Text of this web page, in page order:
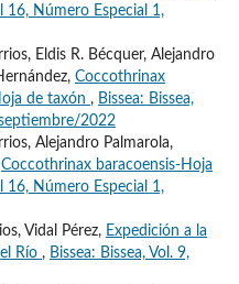
16, Número Especial 1,
Eldis R. Bécquer, Alejandro
Coccothrinax
de taxón , Bissea: Bissea,
2022
Alejandro Palmarola,
Coccothrinax baracoensis-Hoja
16, Número Especial 1,
Vidal Pérez, Expedición a la
Río , Bissea: Bissea, Vol. 9,